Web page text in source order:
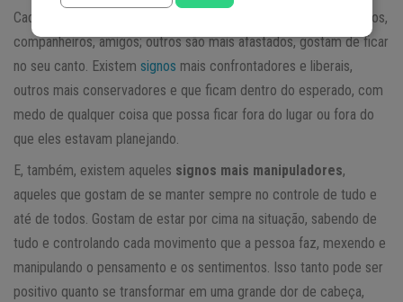
Cada signo tem as suas características. Alguns são mais próximos,
companheiros, amigos; outros são mais afastados, gostam de ficar
no seu canto. Existem signos mais confrontadores e liberais,
outros mais conservadores e que ficam dentro do esperado, com
medo de qualquer coisa que possa ficar fora do lugar ou fora do
que eles estavam planejando.
E, também, existem aqueles signos mais manipuladores,
aqueles que gostam de se manter sempre no controle de tudo e
até de todos. Gostam de estar por cima na situação, sabendo de
tudo e controlando cada movimento que a pessoa faz, mexendo e
manipulando o pensamento e os sentimentos. Isso tanto pode ser
positivo quanto se transformar em uma grande dor de cabeça,